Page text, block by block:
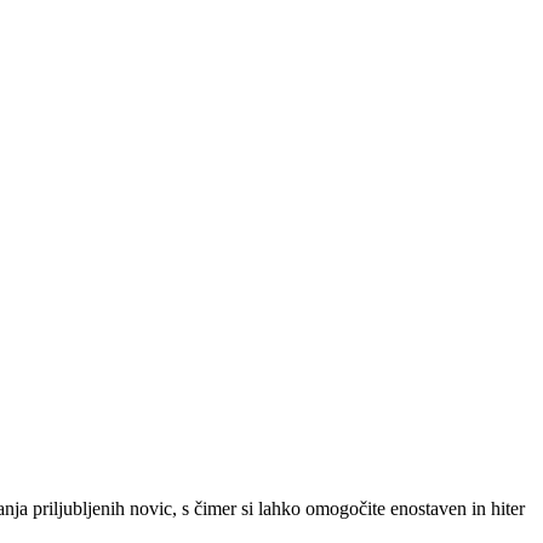
priljubljenih novic, s čimer si lahko omogočite enostaven in hiter